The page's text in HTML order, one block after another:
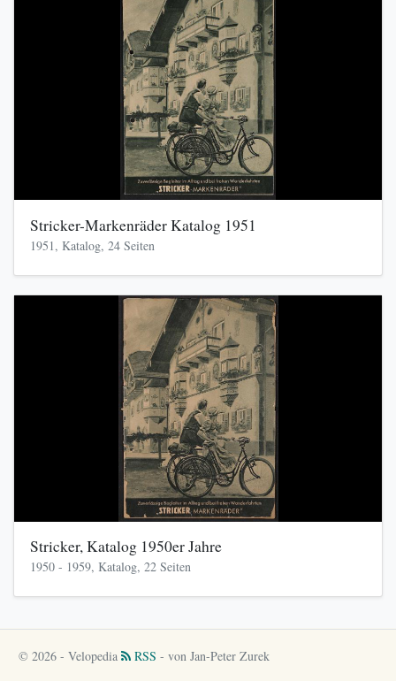
Stricker-Markenräder Katalog 1951
1951, Katalog, 24 Seiten
Stricker, Katalog 1950er Jahre
1950 - 1959, Katalog, 22 Seiten
© 2026 - Velopedia RSS - von Jan-Peter Zurek